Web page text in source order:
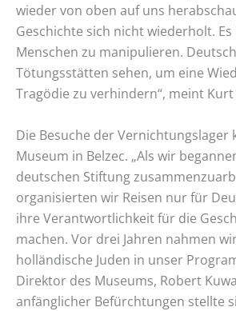
wieder von oben auf uns
Geschichte sich nicht wiederholt.
Menschen zu manipulieren.
Tötungsstätten sehen, um eine
Tragödie zu verhindern“, meint
Die Besuche der Vernichtungslager
Museum in Belzec. „Als wir
deutschen Stiftung
organisierten wir Reisen nur für
ihre Verantwortlichkeit für die
machen. Vor drei Jahren nahmen
holländische Juden in unser
Direktor des Museums, Robert
anfänglicher Befürchtungen stellte